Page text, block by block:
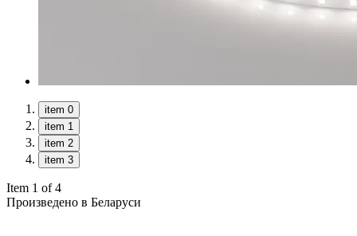
item 0
item 1
item 2
item 3
Item 1 of 4
Произведено в Беларуси